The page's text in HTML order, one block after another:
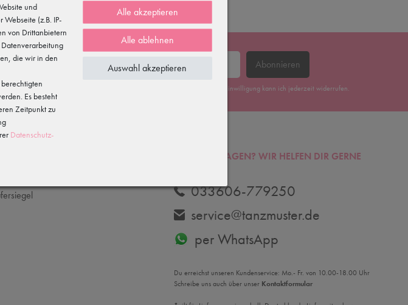
Abonnieren
bestätige ich, dass ich die gelesen habe. Meine Einwilligung kann ich jederzeit widerrufen.
DU HAST FRAGEN? WIR HELFEN DIR GERNE
033606-779250
service@tanzmuster.de
per WhatsApp
Du erreichst unseren Kundenservice: Mo.- Fr. von 10.00-18.00 Uhr
Schreibe uns auch über unser Kontaktformular
und
(z.B. IP-
von Drittanbietern
die wir in den
Es besteht
Zeitpunkt zu
Daten­schutz­
Alle akzeptieren
Alle ablehnen
Auswahl akzeptieren